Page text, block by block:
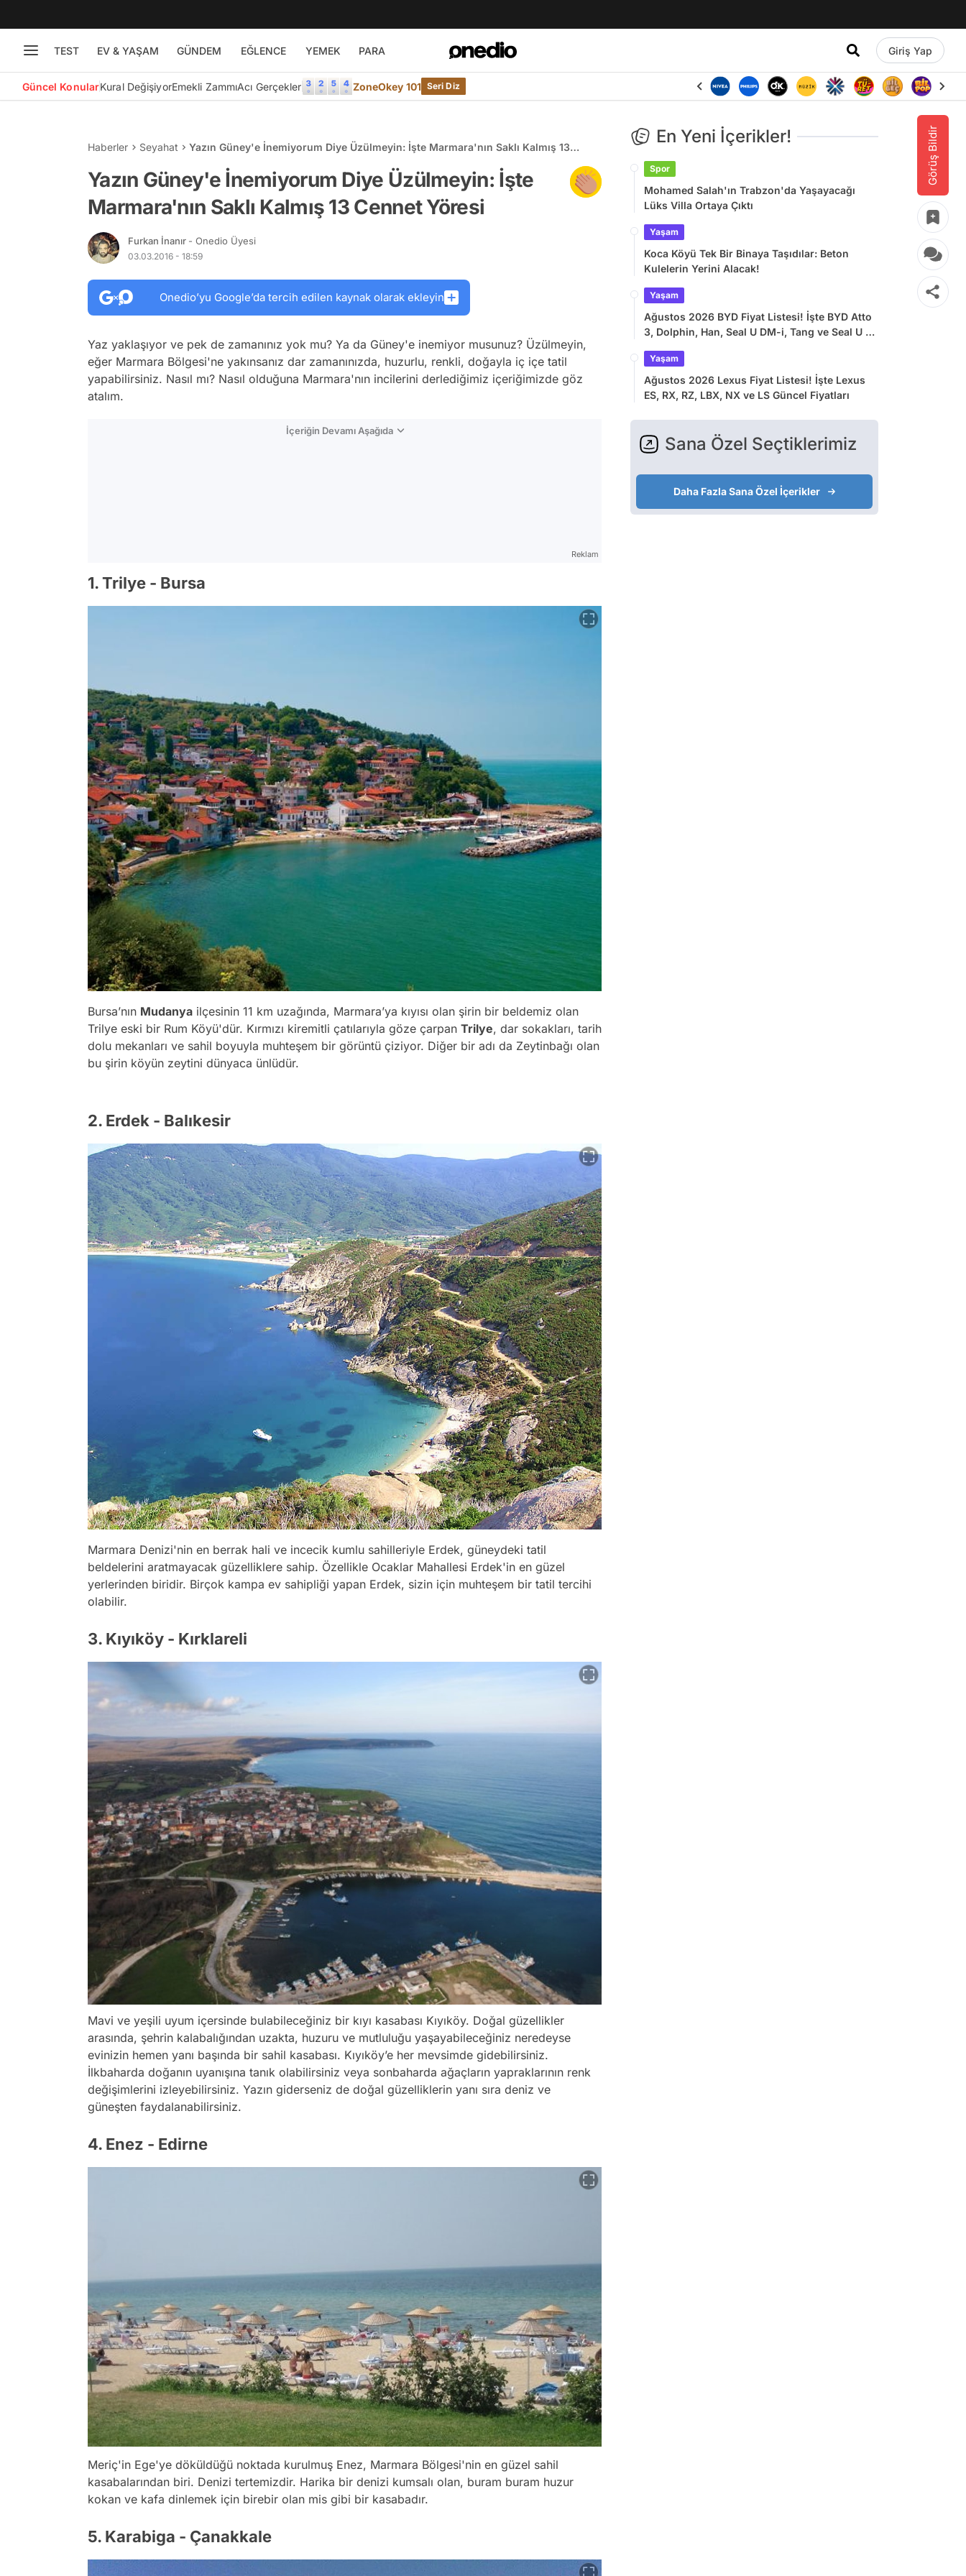
TEST EV & YAŞAM GÜNDEM EĞLENCE YEMEK PARA Giriş Yap
Güncel KonularKural DeğişiyorEmekli ZammıAcı Gerçekler ZoneOkey 101 Seri Diz
Görüş Bildir
Haberler Seyahat
Yazın Güney'e İnemiyorum Diye Üzülmeyin: İşte Marmara'nın Saklı Kalmış 13
Yazın Güney'e İnemiyorum Diye Üzülmeyin: İşte
Marmara'nın Saklı Kalmış 13 Cennet Yöresi
Furkan İnanır - Onedio Üyesi
03.03.2016 - 18:59
Onedio’yu Google’da tercih edilen kaynak olarak ekleyin
Yaz yaklaşıyor ve pek de zamanınız yok mu? Ya da Güney'e inemiyor musunuz? Üzülmeyin,
eğer Marmara Bölgesi'ne yakınsanız dar zamanınızda, huzurlu, renkli, doğayla iç içe tatil
yapabilirsiniz. Nasıl mı? Nasıl olduğuna Marmara'nın incilerini derlediğimiz içeriğimizde göz
atalım.
İçeriğin Devamı Aşağıda
Reklam
1. Trilye - Bursa
Bursa’nın Mudanya ilçesinin 11 km uzağında, Marmara’ya kıyısı olan şirin bir beldemiz olan
Trilye eski bir Rum Köyü'dür. Kırmızı kiremitli çatılarıyla göze çarpan Trilye, dar sokakları, tarih
dolu mekanları ve sahil boyuyla muhteşem bir görüntü çiziyor. Diğer bir adı da Zeytinbağı olan
bu şirin köyün zeytini dünyaca ünlüdür.
2. Erdek - Balıkesir
Marmara Denizi'nin en berrak hali ve incecik kumlu sahilleriyle Erdek, güneydeki tatil
beldelerini aratmayacak güzelliklere sahip. Özellikle Ocaklar Mahallesi Erdek'in en güzel
yerlerinden biridir. Birçok kampa ev sahipliği yapan Erdek, sizin için muhteşem bir tatil tercihi
olabilir.
3. Kıyıköy - Kırklareli
Mavi ve yeşili uyum içersinde bulabileceğiniz bir kıyı kasabası Kıyıköy. Doğal güzellikler
arasında, şehrin kalabalığından uzakta, huzuru ve mutluluğu yaşayabileceğiniz neredeyse
evinizin hemen yanı başında bir sahil kasabası. Kıyıköy’e her mevsimde gidebilirsiniz.
İlkbaharda doğanın uyanışına tanık olabilirsiniz veya sonbaharda ağaçların yapraklarının renk
değişimlerini izleyebilirsiniz. Yazın giderseniz de doğal güzelliklerin yanı sıra deniz ve
güneşten faydalanabilirsiniz.
4. Enez - Edirne
Meriç'in Ege'ye döküldüğü noktada kurulmuş Enez, Marmara Bölgesi'nin en güzel sahil
kasabalarından biri. Denizi tertemizdir. Harika bir denizi kumsalı olan, buram buram huzur
kokan ve kafa dinlemek için birebir olan mis gibi bir kasabadır.
5. Karabiga - Çanakkale
En Yeni İçerikler!
Spor
Mohamed Salah'ın Trabzon'da Yaşayacağı
Lüks Villa Ortaya Çıktı
Yaşam
Koca Köyü Tek Bir Binaya Taşıdılar: Beton
Kulelerin Yerini Alacak!
Yaşam
Ağustos 2026 BYD Fiyat Listesi! İşte BYD Atto
3, Dolphin, Han, Seal U DM-i, Tang ve Seal U EV
Yaşam
Ağustos 2026 Lexus Fiyat Listesi! İşte Lexus
ES, RX, RZ, LBX, NX ve LS Güncel Fiyatları
Sana Özel Seçtiklerimiz
Daha Fazla Sana Özel İçerikler